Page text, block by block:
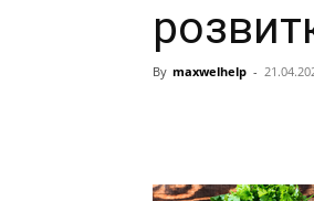
By maxwelhelp -